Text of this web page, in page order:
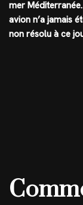
mer
avion n’a jamais
non résolu à ce